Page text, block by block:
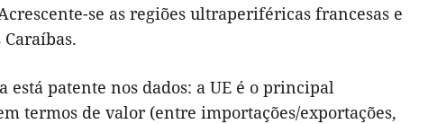
se as regiões ultraperiféricas francesas e
patente nos dados: a UE é o principal
termos de valor (entre importações/exportações,